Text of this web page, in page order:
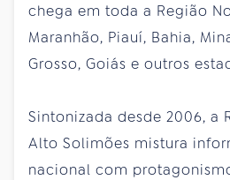
chega em toda a Região
Maranhão, Piauí, Bahia,
Grosso, Goiás e outros
Sintonizada desde 2006, a
Alto Solimões mistura
nacional com